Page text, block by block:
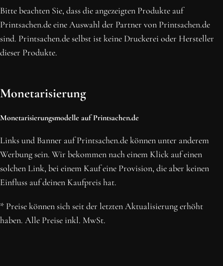
Bitte beachten Sie, dass die angezeigten Produkte auf
Printsachen.de eine Auswahl der Partner von Printsachen.de
sind. Printsachen.de selbst ist keine Druckerei oder Hersteller
dieser Produkte.
Monetarisierung
Monetarisierungsmodelle auf Printsachen.de
Links und Banner auf Printsachen.de können unter anderem
Werbung sein. Wir bekommen nach einem Klick auf einen
solchen Link, bei einem Kauf eine Provision, die aber keinen
Einfluss auf deinen Kaufpreis hat.
* Preise können sich seit der letzten Aktualisierung erhöht
haben. Alle Preise inkl. MwSt.